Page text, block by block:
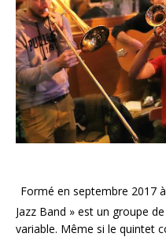
Formé en septembre 2017
Jazz Band » est un groupe
variable. Même si le quintet